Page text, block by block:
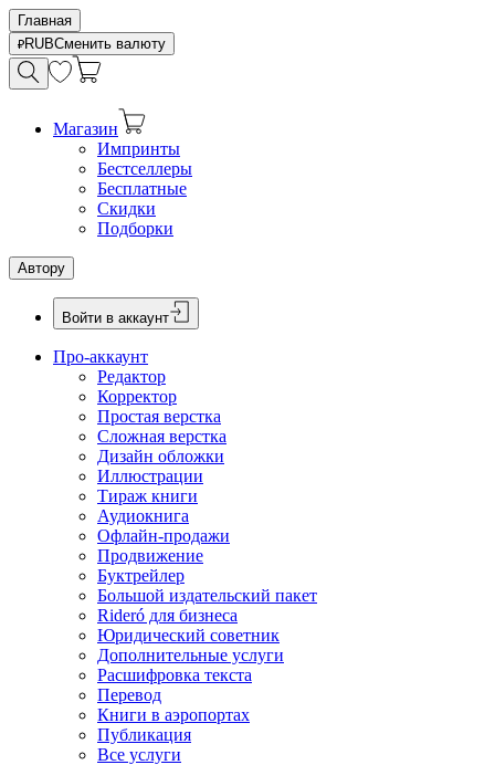
Главная
RUBСменить валюту
Магазин
Импринты
Бестселлеры
Бесплатные
Скидки
Подборки
Автору
Войти в аккаунт
Про-аккаунт
Редактор
Корректор
Простая верстка
Сложная верстка
Дизайн обложки
Иллюстрации
Тираж книги
Аудиокнига
Офлайн-продажи
Продвижение
Буктрейлер
Большой издательский пакет
Rideró для бизнеса
Юридический советник
Дополнительные услуги
Расшифровка текста
Перевод
Книги в аэропортах
Публикация
Все услуги